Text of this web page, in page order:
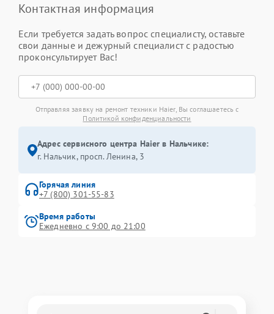
Контактная информация
Если требуется задать вопрос специалисту, оставьте
свои данные и дежурный специалист с радостью
проконсультирует Вас!
Отправляя заявку на ремонт техники Haier, Вы соглашаетесь с
Политикой конфиденциальности
Адрес сервисного центра Haier в Нальчике:
г. Нальчик, просп. Ленина, 3
Горячая линия
+7 (800) 301-55-83
Время работы
Ежедневно с 9:00 до 21:00